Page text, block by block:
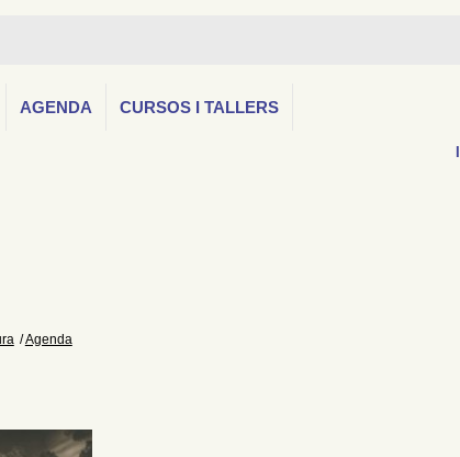
AGENDA CURSOS I TALLERS
Agenda